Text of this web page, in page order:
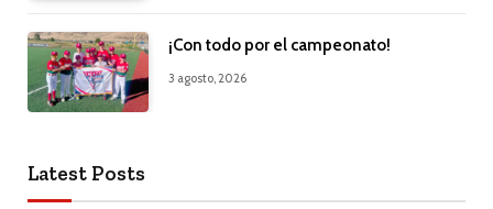
¡Con todo por el campeonato!
3 agosto, 2026
Latest Posts